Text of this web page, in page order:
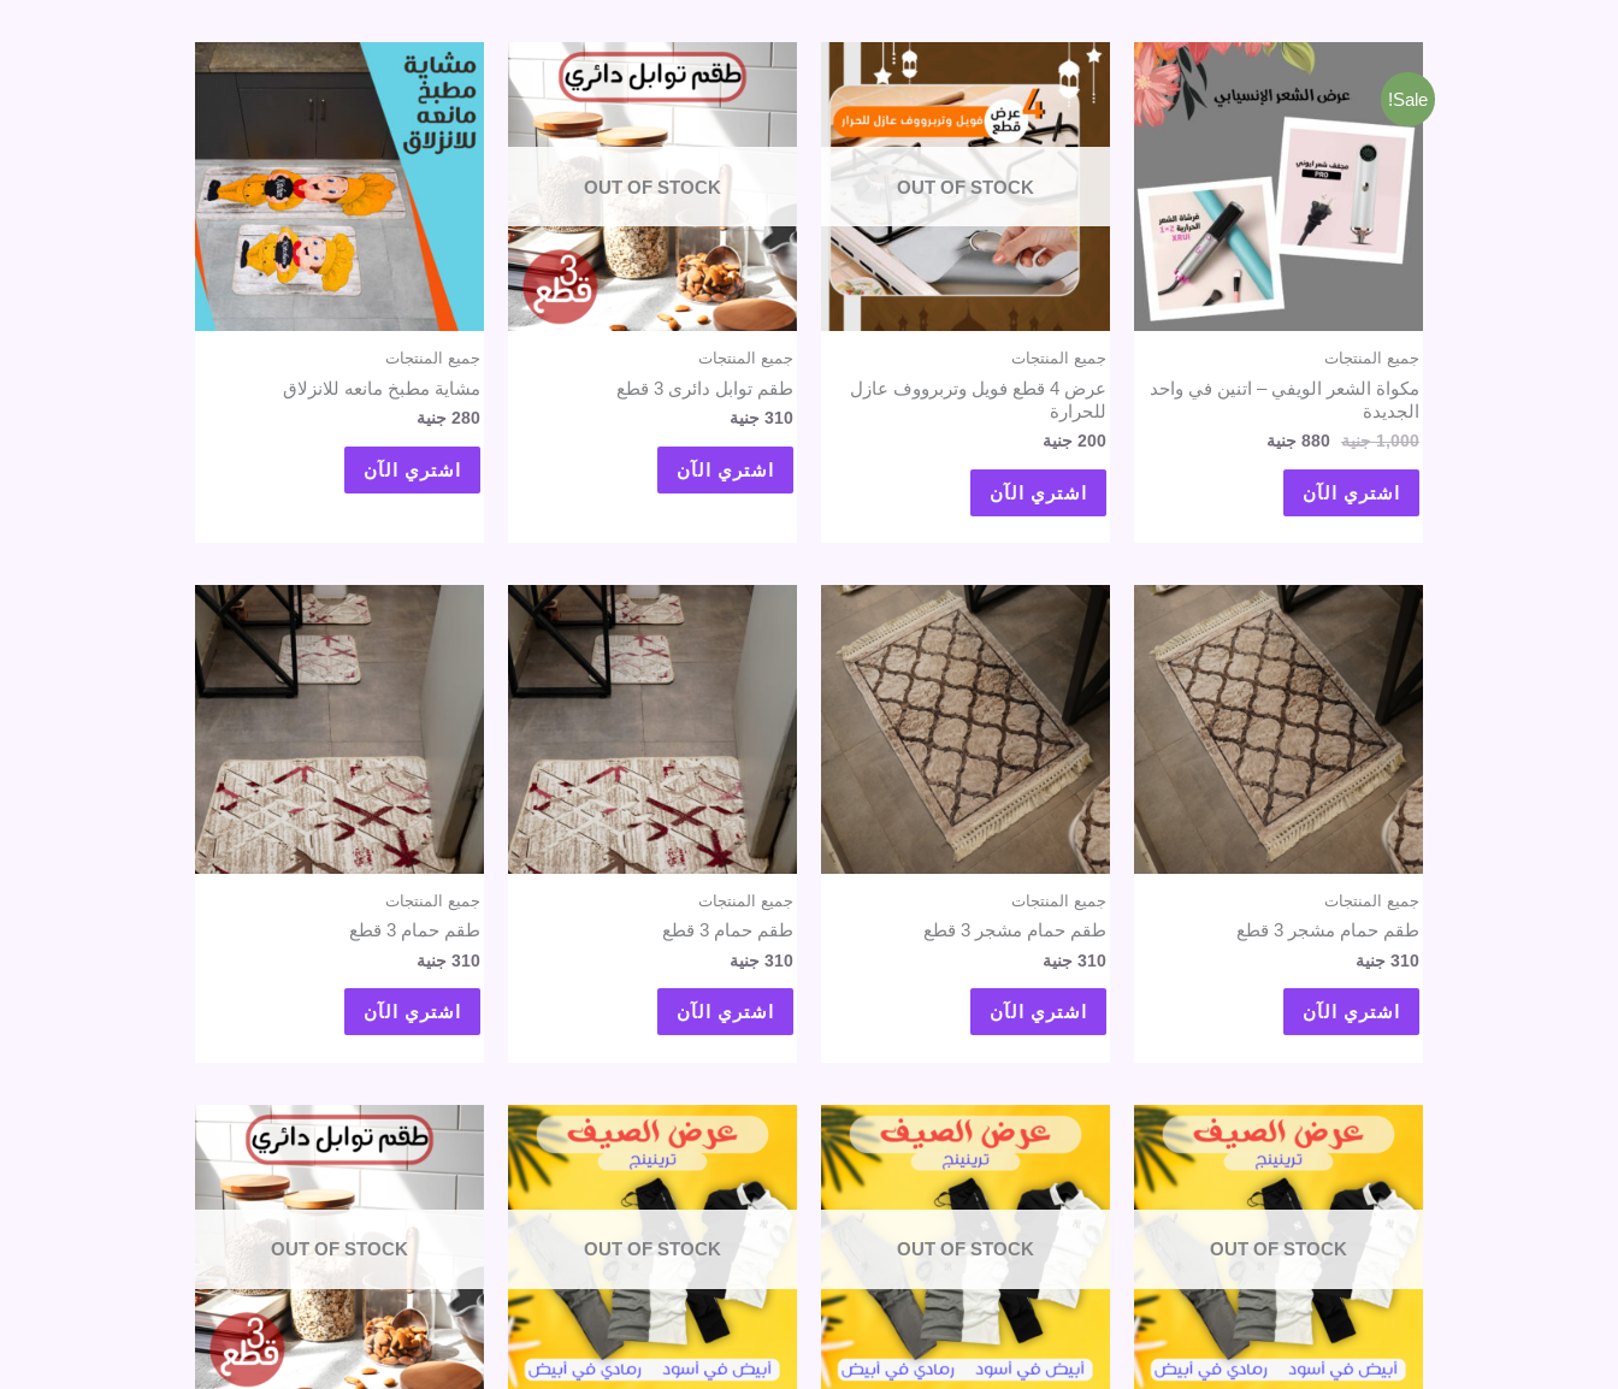
Sale!
جميع المنتجات
مكواة الشعر الويفي – اتنين في واحد
الجديدة
1,000 جنية
السعر
الأصلي
هو:
1,000 جنية.
880 جنية
السعر
هو:
اشتري الآن
OUT OF STOCK
جميع المنتجات
عرض 4 قطع فويل وتربرووف عازل
للحرارة
200 جنية
اشتري الآن
OUT OF STOCK
جميع المنتجات
طقم توابل دائرى 3 قطع
310 جنية
اشتري الآن
جميع المنتجات
مشاية مطبخ مانعه للانزلاق
280 جنية
اشتري الآن
جميع المنتجات
طقم حمام مشجر 3 قطع
310 جنية
اشتري الآن
جميع المنتجات
طقم حمام مشجر 3 قطع
310 جنية
اشتري الآن
جميع المنتجات
طقم حمام 3 قطع
310 جنية
اشتري الآن
جميع المنتجات
طقم حمام 3 قطع
310 جنية
اشتري الآن
OUT OF STOCK
OUT OF STOCK
OUT OF STOCK
OUT OF STOCK